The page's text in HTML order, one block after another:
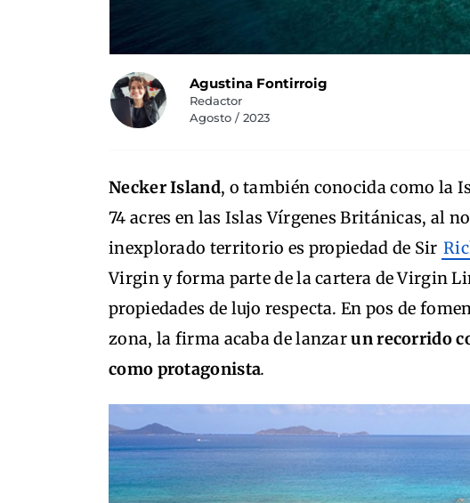
Agustina Fontirroig
Redactor
Agosto / 2023
Necker Island, o también conocida como la
74 acres en las Islas Vírgenes Británicas, al
inexplorado territorio es propiedad de Sir
Virgin y forma parte de la cartera de Virgin
propiedades de lujo respecta. En pos de
zona, la firma acaba de lanzarun recorrido
como protagonista.